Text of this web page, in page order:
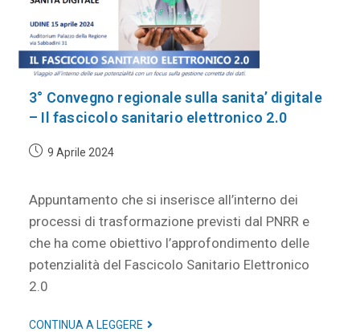
3° Convegno regionale sulla sanita’ digitale
– Il fascicolo sanitario elettronico 2.0
9 Aprile 2024
Appuntamento che si inserisce all’interno dei
processi di trasformazione previsti dal PNRR e
che ha come obiettivo l’approfondimento delle
potenzialità del Fascicolo Sanitario Elettronico
2.0
CONTINUA A LEGGERE